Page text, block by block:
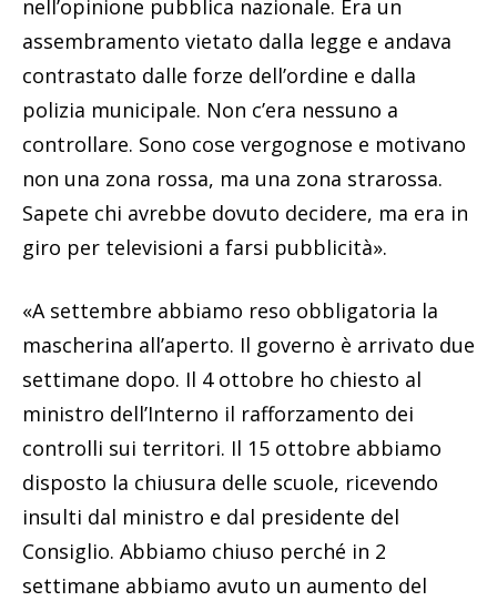
nell’opinione pubblica nazionale. Era un
assembramento vietato dalla legge e andava
contrastato dalle forze dell’ordine e dalla
polizia municipale. Non c’era nessuno a
controllare. Sono cose vergognose e motivano
non una zona rossa, ma una zona strarossa.
Sapete chi avrebbe dovuto decidere, ma era in
giro per televisioni a farsi pubblicità».
«A settembre abbiamo reso obbligatoria la
mascherina all’aperto. Il governo è arrivato due
settimane dopo. Il 4 ottobre ho chiesto al
ministro dell’Interno il rafforzamento dei
controlli sui territori. Il 15 ottobre abbiamo
disposto la chiusura delle scuole, ricevendo
insulti dal ministro e dal presidente del
Consiglio. Abbiamo chiuso perché in 2
settimane abbiamo avuto un aumento del